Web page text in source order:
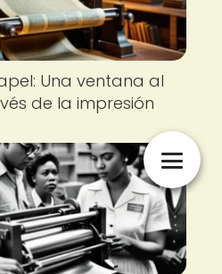
Una ventana al
de la impresión